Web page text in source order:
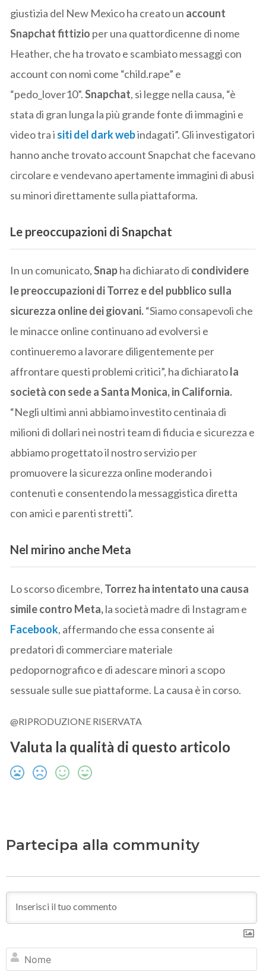
giustizia del New Mexico ha creato un account
Snapchat fittizio per una quattordicenne di nome
Heather, che ha trovato e scambiato messaggi con
account con nomi come “child.rape” e
“pedo_lover10”.Snapchat, si legge nella causa, “è
stata di gran lunga la più grande fonte di immagini e
video tra i siti del dark webindagati”. Gli investigatori
hanno anche trovato account Snapchat che facevano
circolare e vendevano apertamente immagini di abusi
su minori direttamente sulla piattaforma.
Le preoccupazioni di Snapchat
In un comunicato,Snapha dichiarato di condividere
le preoccupazioni di Torrez e del pubblico sulla
sicurezza online dei giovani.“Siamo consapevoli che
le minacce online continuano ad evolversi e
continueremo a lavorare diligentemente per
affrontare questi problemi critici”, ha dichiaratola
società con sede a Santa Monica, in California.
“Negli ultimi anni abbiamo investito centinaia di
milioni di dollari nei nostri team di fiducia e sicurezza e
abbiamo progettato il nostro servizio per
promuovere la sicurezza online moderando i
contenuti e consentendo la messaggistica diretta
con amici e parenti stretti”.
Nel mirino anche Meta
Lo scorso dicembre, Torrez ha intentato una causa
simile contro Meta,la società madre di Instagram e
Facebook, affermando che essa consente ai
predatori di commerciare materiale
pedopornografico e di adescare minori a scopo
sessuale sulle sue piattaforme. La causa è in corso.
@RIPRODUZIONE RISERVATA
Valuta la qualità di questo articolo
Partecipa alla community